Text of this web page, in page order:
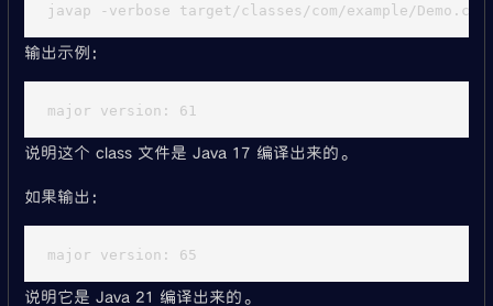
输出示例：
说明这个 class 文件是 Java 17 编译出来的。
如果输出：
说明它是 Java 21 编译出来的。